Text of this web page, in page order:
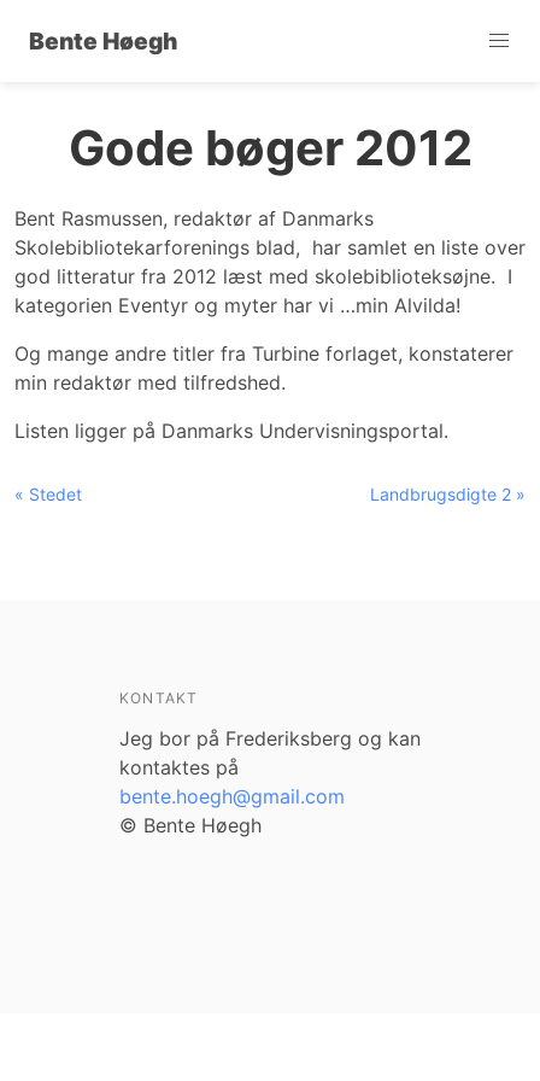
Bente Høegh
Gode bøger 2012
Bent Rasmussen, redaktør af Danmarks
Skolebibliotekarforenings blad, har samlet en liste over
god litteratur fra 2012 læst med skolebiblioteksøjne. I
kategorien Eventyr og myter har vi …min Alvilda!
Og mange andre titler fra Turbine forlaget, konstaterer
min redaktør med tilfredshed.
Listen ligger på Danmarks Undervisningsportal.
« Stedet Landbrugsdigte 2 »
KONTAKT
Jeg bor på Frederiksberg og kan
kontaktes på
bente.hoegh@gmail.com
© Bente Høegh